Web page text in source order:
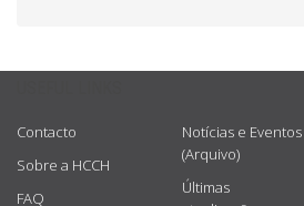
Contacto
Sobre a HCCH
FAQ
Notícias e Eventos
(Arquivo)
Últimas